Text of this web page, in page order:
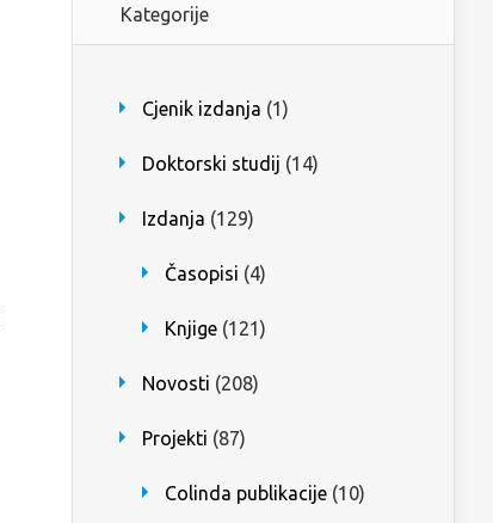
Kategorije
Cjenik izdanja (1)
Doktorski studij (14)
Izdanja (129)
Časopisi (4)
Knjige (121)
Novosti (208)
Projekti (87)
Colinda publikacije (10)